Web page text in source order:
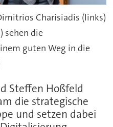
Charisiadis (links)
sehen die
guten Weg in die
Steffen Hoßfeld
die strategische
und setzen dabei